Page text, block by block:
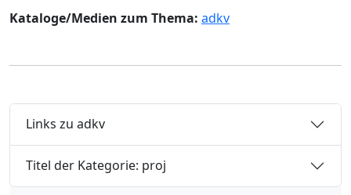
Kataloge/Medien zum Thema: adkv
Links zu adkv
Titel der Kategorie: proj